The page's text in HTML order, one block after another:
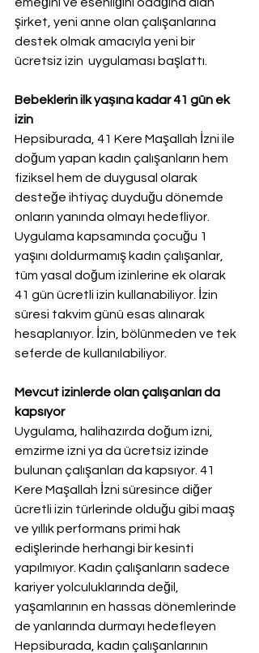
şirket, yeni anne olan çalışanlarına
destek olmak amacıyla yeni bir
ücretsiz izin  uygulaması başlattı.
Bebeklerin ilk yaşına kadar 41 gün ek
izin
Hepsiburada, 41 Kere Maşallah İzni ile
doğum yapan kadın çalışanların hem
fiziksel hem de duygusal olarak
desteğe ihtiyaç duyduğu dönemde
onların yanında olmayı hedefliyor.
Uygulama kapsamında çocuğu 1
yaşını doldurmamış kadın çalışanlar,
tüm yasal doğum izinlerine ek olarak
41 gün ücretli izin kullanabiliyor. İzin
süresi takvim günü esas alınarak
hesaplanıyor. İzin, bölünmeden ve tek
seferde de kullanılabiliyor.
Mevcut izinlerde olan çalışanları da
kapsıyor
Uygulama, halihazırda doğum izni,
emzirme izni ya da ücretsiz izinde
bulunan çalışanları da kapsıyor. 41
Kere Maşallah İzni süresince diğer
ücretli izin türlerinde olduğu gibi maaş
ve yıllık performans primi hak
edişlerinde herhangi bir kesinti
yapılmıyor. Kadın çalışanların sadece
kariyer yolculuklarında değil,
yaşamlarının en hassas dönemlerinde
de yanlarında durmayı hedefleyen
Hepsiburada, kadın çalışanlarının